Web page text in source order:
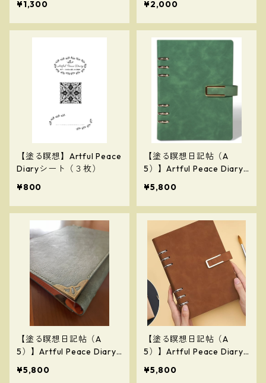
¥1,300
¥2,000
【塗る瞑想】Artful Peace
Diaryシート（３枚）
¥800
【塗る瞑想日記帖（A
5）】Artful Peace Diary
【Painting Meditation Jo
urnal (A5)】(Green / Ma
gnetic Closure)
¥5,800
【塗る瞑想日記帖（A
5）】Artful Peace Diary
¥5,800
【塗る瞑想日記帖（A
5）】Artful Peace Diary
【Painting Meditation Jo
¥5,800